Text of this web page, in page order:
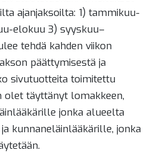
ajanjaksoilta: 1) tammikuu-
elokuu 3) syyskuu–
tehdä kahden viikon
päättymisestä ja
sivutuotteita toimitettu
olet täyttänyt lomakkeen,
jonka alueelta
kunnaneläinlääkärille, jonka